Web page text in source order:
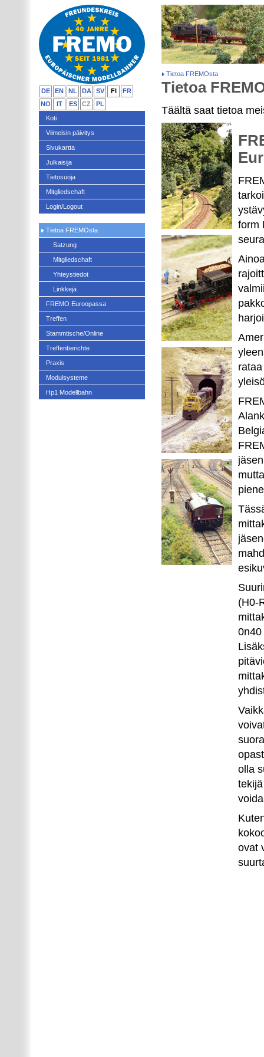
Tietoa FREMOsta
Tietoa
Täältä saat tietoa
form
(H0-
olla
ovat
DE EN NL DA SV FI
FR
NO
IT ES CZ
PL
Koti
Viimeisin päivitys
Sivukartta
Julkaisija
Tietosuoja
Mitgliedschaft
Login/Logout
Tietoa FREMOsta
Satzung
Mitgliedschaft
Yhteystiedot
Linkkejä
FREMO Euroopassa
Treffen
Stammtische/Online
Treffenberichte
Praxis
Modulsysteme
Hp1 Modellbahn